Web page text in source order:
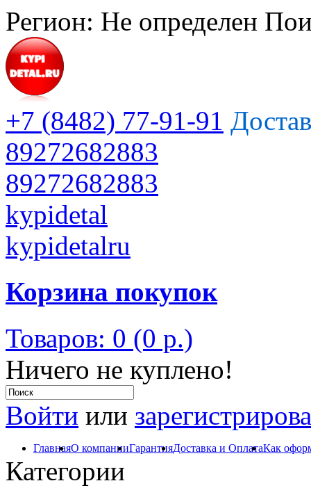
Регион: Не определен
+7 (8482) 77-91-91
89272682883
89272682883
kypidetal
kypidetalru
Корзина покупок
Товаров: 0 (0 р.)
Ничего не куплено!
Войти или
ГлавнаяО компанииГарантияДоставка и ОплатаКак
Категории